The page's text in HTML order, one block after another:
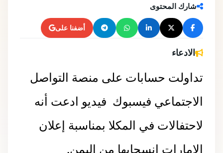
شارك المحتوى
أضفنا على
الادعاء
تداولت حسابات على منصة التواصل
الاجتماعي فيسبوك فيديو ادعت أنه
لاحتفالات في المكلا بمناسبة إعلان
الإمارات انسحابها من اليمن.